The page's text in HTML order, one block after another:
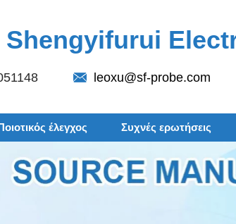
Shengyifurui
leoxu@sf-probe.com
έλεγχος Συχνές ερωτήσεις